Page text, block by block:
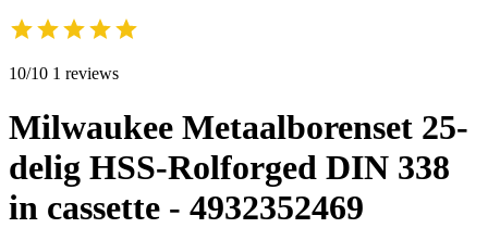
10/10 1 reviews
Milwaukee Metaalborenset 25-
delig HSS-Rolforged DIN 338
in cassette - 4932352469